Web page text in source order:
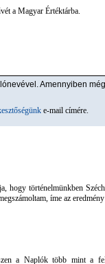
a Magyar Értéktárba.
Amennyiben
e-mail címére.
hogy történelmünkben
íme az
a Naplók több mint a